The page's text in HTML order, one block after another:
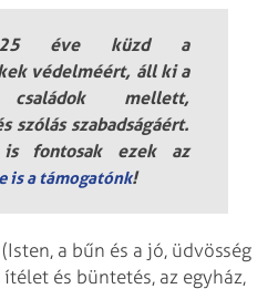
éve küzd a
védelméért, áll ki a
családok mellett,
szólás szabadságáért.
is fontosak ezek az
is a támogatónk!
a bűn és a jó, üdvösség
és büntetés, az egyház,